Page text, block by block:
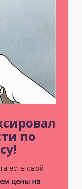
по
есть свой
цены на